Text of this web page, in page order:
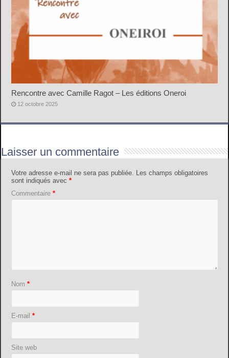
Rencontre avec Camille Ragot – Les éditions Oneroi
12 octobre 2025
Laisser un commentaire
Votre adresse e-mail ne sera pas publiée.
Les champs obligatoires
sont indiqués avec*
Commentaire*
Nom*
E-mail*
Site web